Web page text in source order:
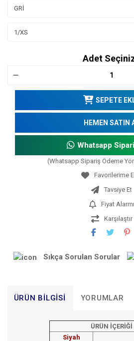
Adet
SEPETE
HEMEN SATIN
Whatsapp
(Whatsapp Sipariş Ödeme
Tavsiye Et
Fiyat Alarmı
Karşılaştır
Sıkça Sorulan Sorular
ÜRÜN BILGISI YORUMLAR
ÜRÜN İÇERİĞİ
Siyah